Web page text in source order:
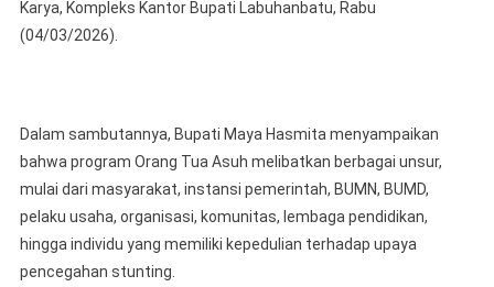
Karya, Kompleks Kantor Bupati Labuhanbatu, Rabu
(04/03/2026).
Dalam sambutannya, Bupati Maya Hasmita menyampaikan
bahwa program Orang Tua Asuh melibatkan berbagai unsur,
mulai dari masyarakat, instansi pemerintah, BUMN, BUMD,
pelaku usaha, organisasi, komunitas, lembaga pendidikan,
hingga individu yang memiliki kepedulian terhadap upaya
pencegahan stunting.